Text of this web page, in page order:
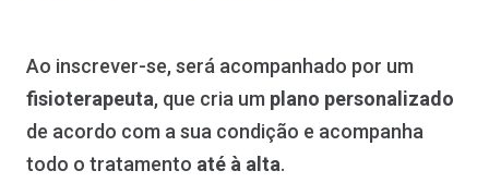
Ao inscrever-se, será acompanhado por um
fisioterapeuta, que cria um plano personalizado
de acordo com a sua condição e acompanha
todo o tratamento até à alta.